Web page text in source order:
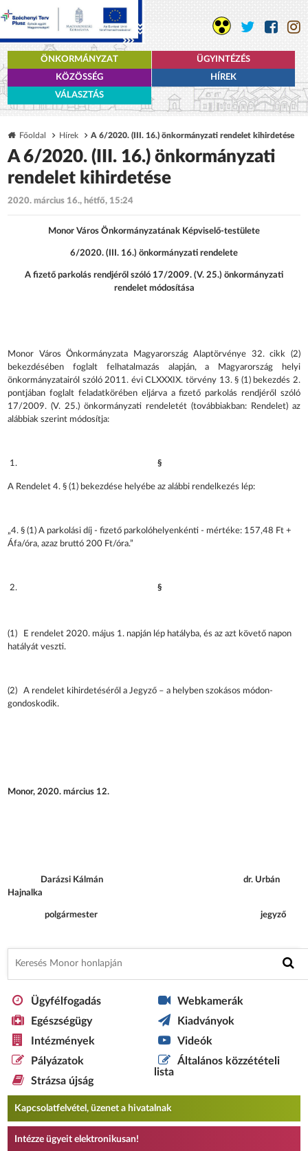
ÖNKORMÁNYZAT
ÜGYINTÉZÉS
KÖZÖSSÉG
HÍREK
VÁLASZTÁS
Főoldal Hírek A 6/2020. (III. 16.) önkormányzati rendelet kihirdetése
A 6/2020. (III. 16.) önkormányzati
rendelet kihirdetése
2020. március 16., hétfő, 15:24
Monor Város Önkormányzatának Képviselő-testülete
6/2020. (III. 16.) önkormányzati rendelete
A fizető parkolás rendjéről szóló 17/2009. (V. 25.) önkormányzati
rendelet módosítása
Monor Város Önkormányzata Magyarország Alaptörvénye 32. cikk (2)
bekezdésében foglalt felhatalmazás alapján, a Magyarország helyi
önkormányzatairól szóló 2011. évi CLXXXIX. törvény 13. § (1) bekezdés 2.
pontjában foglalt feladatkörében eljárva a fizető parkolás rendjéről szóló
17/2009. (V. 25.) önkormányzati rendeletét (továbbiakban: Rendelet) az
alábbiak szerint módosítja:
§
A Rendelet 4. § (1) bekezdése helyébe az alábbi rendelkezés lép:
„4. § (1) A parkolási díj - fizető parkolóhelyenkénti - mértéke: 157,48 Ft +
Áfa/óra, azaz bruttó 200 Ft/óra.”
§
(1) E rendelet 2020. május 1. napján lép hatályba, és az azt követő napon
hatályát veszti.
(2) A rendelet kihirdetéséről a Jegyző – a helyben szokásos módon-
gondoskodik.
Monor, 2020. március 12.
Darázsi Kálmán dr. Urbán
Hajnalka
polgármester jegyző
Ügyfélfogadás
Egészségügy
Intézmények
Pályázatok
Strázsa újság
Webkamerák
Kiadványok
Videók
Általános közzétételi
lista
Kapcsolatfelvétel, üzenet a hivatalnak
Intézze ügyeit elektronikusan!